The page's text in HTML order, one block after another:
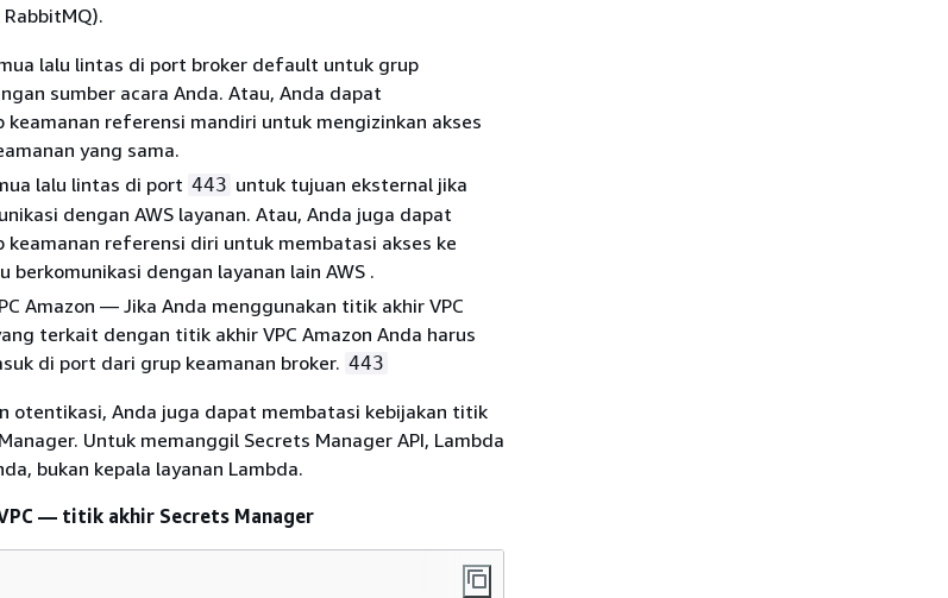
lalu lintas di port broker default untuk grup
sumber acara Anda. Atau, Anda dapat
referensi mandiri untuk mengizinkan akses
yang sama.
lalu lintas di port 443 untuk tujuan eksternal jika
dengan AWS layanan. Atau, Anda juga dapat
keamanan referensi diri untuk membatasi akses ke
berkomunikasi dengan layanan lain AWS .
Amazon — Jika Anda menggunakan titik akhir VPC
terkait dengan titik akhir VPC Amazon Anda harus
di port dari grup keamanan broker. 443
otentikasi, Anda juga dapat membatasi kebijakan titik
Untuk memanggil Secrets Manager API, Lambda
bukan kepala layanan Lambda.
— titik akhir Secrets Manager